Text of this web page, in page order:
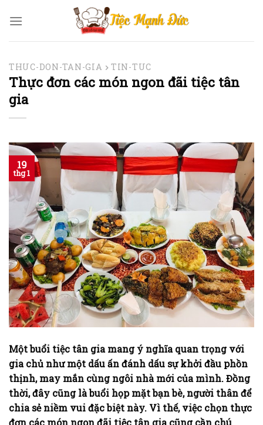
THUC-DON-TAN-GIA TIN-TUC
Thực đơn các món ngon đãi tiệc tân
gia
19
thg 1
Một buổi tiệc tân gia mang ý nghĩa quan trọng với
gia chủ như một dấu ấn đánh dấu sự khởi đầu phồn
thịnh, may mắn cùng ngôi nhà mới của mình. Đồng
thời, đây cũng là buổi họp mặt bạn bè, người thân để
chia sẻ niềm vui đặc biệt này. Vì thế, việc chọn thực
đơn các món ngon đãi tiệc tân gia cũng cần chú